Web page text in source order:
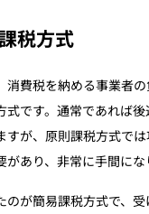
税方式
消費税を納める事業者
式です。通常であれば
すが、原則課税方式で
あり、非常に手間にな
のが簡易課税方式で、